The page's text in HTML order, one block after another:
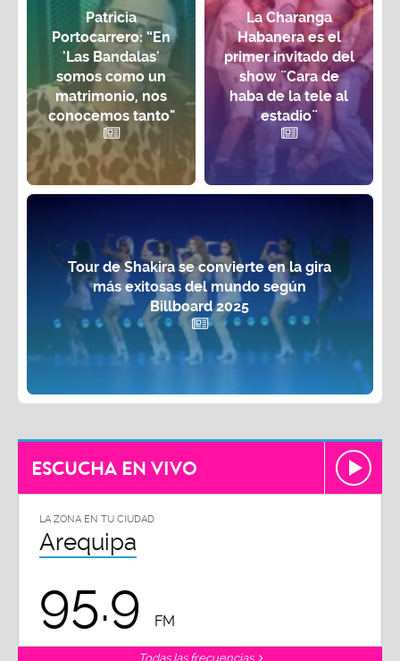
Patricia
Portocarrero: “En
'Las Bandalas'
somos como un
matrimonio, nos
conocemos tanto"
La Charanga
Habanera es el
primer invitado del
show ¨Cara de
haba de la tele al
estadio¨
Tour de Shakira se convierte en la gira
más exitosas del mundo según
Billboard 2025
ESCUCHA EN VIVO
LA ZONA EN TU CIUDAD
Arequipa
95.9 FM
Todas las frecuencias